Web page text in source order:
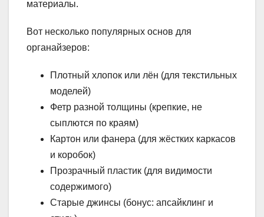
материалы.
Вот несколько популярных основ для
органайзеров:
Плотный хлопок или лён (для текстильных
моделей)
Фетр разной толщины (крепкие, не
сыплются по краям)
Картон или фанера (для жёстких каркасов
и коробок)
Прозрачный пластик (для видимости
содержимого)
Старые джинсы (бонус: апсайклинг и